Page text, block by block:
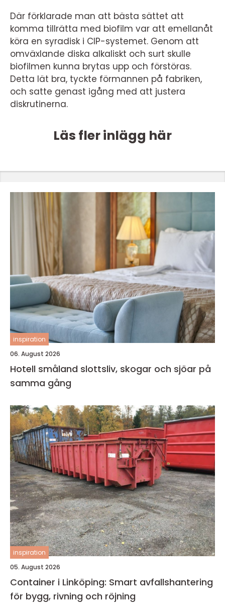
Där förklarade man att bästa sättet att
komma tillrätta med biofilm var att emellanåt
köra en syradisk i CIP-systemet. Genom att
omväxlande diska alkaliskt och surt skulle
biofilmen kunna brytas upp och förstöras.
Detta lät bra, tyckte förmannen på fabriken,
och satte genast igång med att justera
diskrutinerna.
Läs fler inlägg här
inspiration
06. August 2026
Hotell småland slottsliv, skogar och sjöar på
samma gång
inspiration
05. August 2026
Container i Linköping: Smart avfallshantering
för bygg, rivning och röjning